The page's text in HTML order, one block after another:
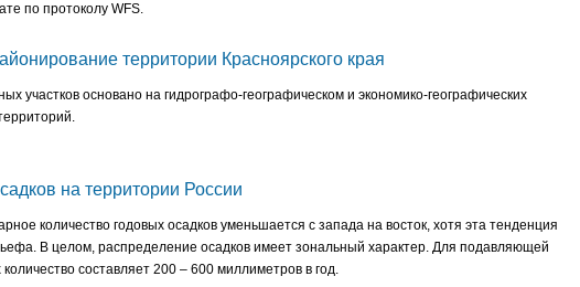
по протоколу WFS.
территории Красноярского края
участков основано на гидрографо-географическом и экономико-географических
на территории России
количество годовых осадков уменьшается с запада на восток, хотя эта тенденция
В целом, распределение осадков имеет зональный характер. Для подавляющей
составляет 200 – 600 миллиметров в год.